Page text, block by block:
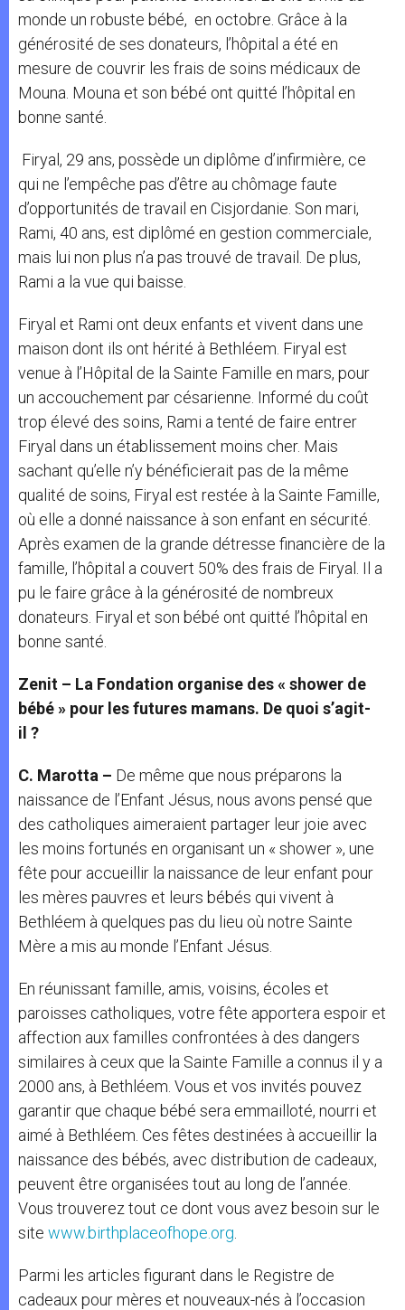
monde un robuste bébé, en octobre. Grâce à la
générosité de ses donateurs, l’hôpital a été en
mesure de couvrir les frais de soins médicaux de
Mouna. Mouna et son bébé ont quitté l’hôpital en
bonne santé.
Firyal, 29 ans, possède un diplôme d’infirmière, ce
qui ne l’empêche pas d’être au chômage faute
d’opportunités de travail en Cisjordanie. Son mari,
Rami, 40 ans, est diplômé en gestion commerciale,
mais lui non plus n’a pas trouvé de travail. De plus,
Rami a la vue qui baisse.
Firyal et Rami ont deux enfants et vivent dans une
maison dont ils ont hérité à Bethléem. Firyal est
venue à l’Hôpital de la Sainte Famille en mars, pour
un accouchement par césarienne. Informé du coût
trop élevé des soins, Rami a tenté de faire entrer
Firyal dans un établissement moins cher. Mais
sachant qu’elle n’y bénéficierait pas de la même
qualité de soins, Firyal est restée à la Sainte Famille,
où elle a donné naissance à son enfant en sécurité.
Après examen de la grande détresse financière de la
famille, l’hôpital a couvert 50% des frais de Firyal. Il a
pu le faire grâce à la générosité de nombreux
donateurs. Firyal et son bébé ont quitté l’hôpital en
bonne santé.
Zenit – La Fondation organise des « shower de
bébé » pour les futures mamans. De quoi s’agit-
il ?
C. Marotta – De même que nous préparons la
naissance de l’Enfant Jésus, nous avons pensé que
des catholiques aimeraient partager leur joie avec
les moins fortunés en organisant un « shower », une
fête pour accueillir la naissance de leur enfant pour
les mères pauvres et leurs bébés qui vivent à
Bethléem à quelques pas du lieu où notre Sainte
Mère a mis au monde l’Enfant Jésus.
En réunissant famille, amis, voisins, écoles et
paroisses catholiques, votre fête apportera espoir et
affection aux familles confrontées à des dangers
similaires à ceux que la Sainte Famille a connus il y a
2000 ans, à Bethléem. Vous et vos invités pouvez
garantir que chaque bébé sera emmailloté, nourri et
aimé à Bethléem. Ces fêtes destinées à accueillir la
naissance des bébés, avec distribution de cadeaux,
peuvent être organisées tout au long de l’année.
Vous trouverez tout ce dont vous avez besoin sur le
site www.birthplaceofhope.org
Parmi les articles figurant dans le Registre de
cadeaux pour mères et nouveaux-nés à l’occasion